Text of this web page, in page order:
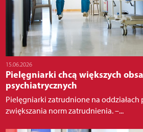
15.06.2026
Pielęgniarki chcą większych
psychiatrycznych
Pielęgniarki zatrudnione na oddziałach
zwiększania norm zatrudnienia. –...